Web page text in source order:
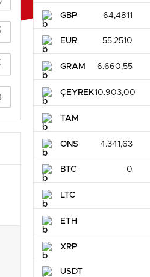
GBP 64,4811
EUR 55,2510
GRAM 6.660,55
ÇEYREK10.903,00
TAM
ONS 4.341,63
BTC 0
LTC
ETH
XRP
USDT